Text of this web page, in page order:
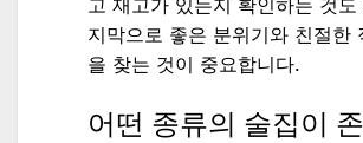
고 재고가 있는지 확인하는 것
지막으로 좋은 분위기와 친절한
을 찾는 것이 중요합니다.
어떤 종류의 술집이